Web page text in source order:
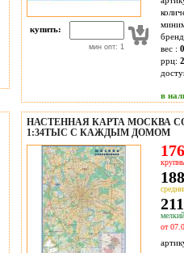
купить:
мин опт: 1
вес :
ррц:
в
НАСТЕННАЯ КАРТА МОСКВА
1:34ТЫС С КАЖДЫМ ДОМОМ
от